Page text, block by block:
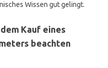
Wissen gut gelingt.
Kauf eines
beachten